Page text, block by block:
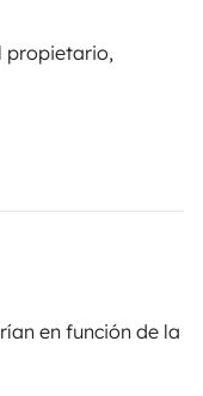
propietario,
en función de la